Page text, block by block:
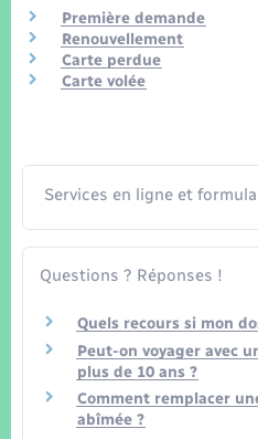
Transports
Voirie et espace public
Première demande
Renouvellement
Carte perdue
Carte volée
Services en ligne et
Questions ? Réponses !
Quels recours si mon
Peut-on voyager avec
plus de 10 ans ?
Comment remplacer
abîmée ?